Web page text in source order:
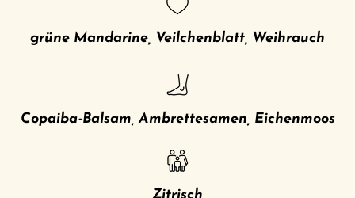
grüne Mandarine, Veilchenblatt, Weihrauch
Copaiba-Balsam, Ambrettesamen, Eichenmoos
Zitrisch